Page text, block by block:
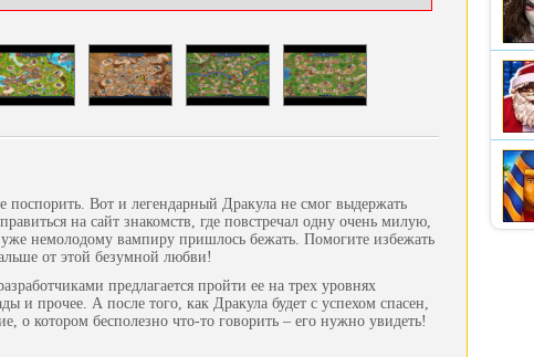
Вот и легендарный Дракула не смог выдержать
на сайт знакомств, где повстречал одну очень милую,
немолодому вампиру пришлось бежать. Помогите избежать
от этой безумной любви!
предлагается пройти ее на трех уровнях
и прочее. А после того, как Дракула будет с успехом спасен,
о котором бесполезно что-то говорить – его нужно увидеть!